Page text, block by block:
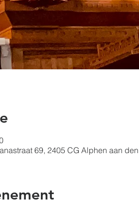
69, 2405 CG Alphen aan